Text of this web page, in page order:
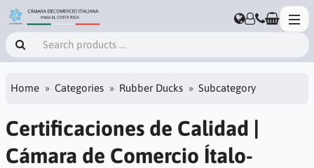
Home Categories Rubber Ducks Subcategory
Certificaciones de Calidad |
Cámara de Comercio Ítalo-